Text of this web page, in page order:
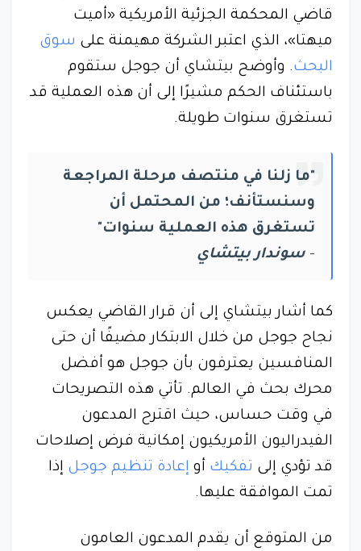
قاضي المحكمة الجزئية الأمريكية «أميت
ميهتا»، الذي اعتبر الشركة مهيمنة على سوق
البحث. وأوضح بيتشاي أن جوجل ستقوم
باستئناف الحكم مشيرًا إلى أن هذه العملية قد
تستغرق سنوات طويلة.
"ما زلنا في منتصف مرحلة المراجعة
وسنستأنف؛ من المحتمل أن
تستغرق هذه العملية سنوات"
- سوندار بيتشاي
كما أشار بيتشاي إلى أن قرار القاضي يعكس
نجاح جوجل من خلال الابتكار مضيفًا أن حتى
المنافسين يعترفون بأن جوجل هو أفضل
محرك بحث في العالم. تأتي هذه التصريحات
في وقت حساس، حيث اقترح المدعون
الفيدراليون الأمريكيون إمكانية فرض إصلاحات
قد تؤدي إلى تفكيك أو إعادة تنظيم جوجل إذا
تمت الموافقة عليها.
من المتوقع أن يقدم المدعون العامون